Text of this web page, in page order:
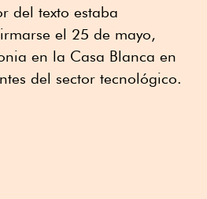
del texto estaba
el 25 de mayo,
en la Casa Blanca en
del sector tecnológico.